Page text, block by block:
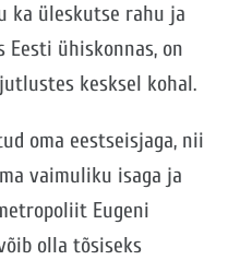
ka üleskutse rahu ja
ühiskonnas, on
kesksel kohal.
oma eestseisjaga, nii
vaimuliku isaga ja
Eugeni
olla tõsiseks